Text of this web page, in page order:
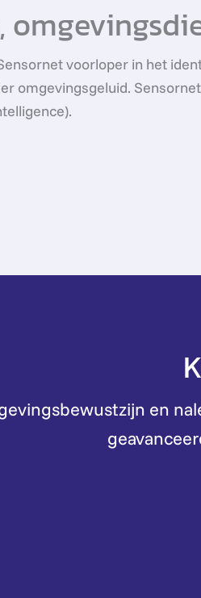
voorloper in het
omgevingsgeluid.
en